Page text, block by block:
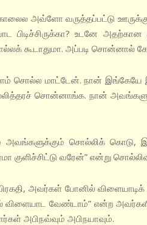
நீ காலைல அவ்ளோ
பிடிச்சிருக்கா? உடனே
கூடாதுமா. அப்படி சொன்னால்
சொல்ல மாட்டேன். நான்
சொன்னாங்க. நான்
சொல்லிக் கொடு, இப்ப
குளிச்சிட்டு வரேன்” என்று
அவர்கள் போனில் விளையாடிக்
விளையாட வேண்டாம்” என்ற
அபிநவ்வும் அபிநயாவும்.